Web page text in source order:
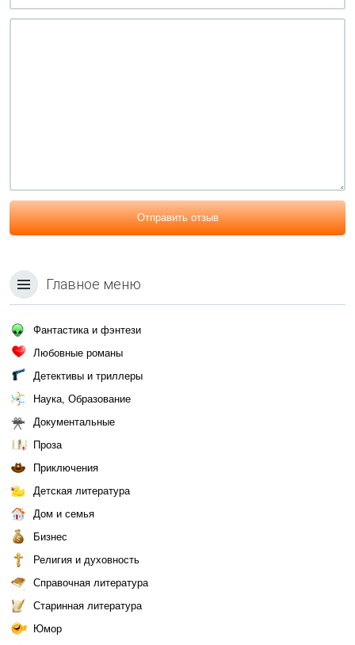
Отправить отзыв
Главное меню
Фантастика и фэнтези
Любовные романы
Детективы и триллеры
Наука, Образование
Документальные
Проза
Приключения
Детская литература
Дом и семья
Бизнес
Религия и духовность
Справочная литература
Старинная литература
Юмор